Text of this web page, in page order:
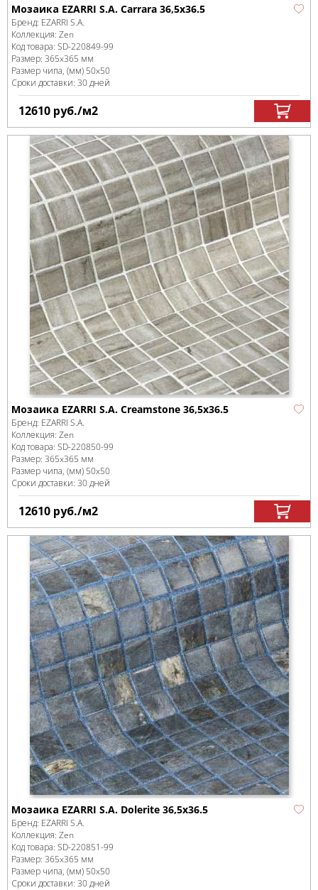
Мозаика EZARRI S.A. Carrara 36,5x36.5
Бренд: EZARRI S.A.
Коллекция: Zen
Код товара: SD-220849-99
Размер: 365x365 мм
Размер чипа, (мм) 50x50
Сроки доставки: 30 дней
12610 руб./м2
Мозаика EZARRI S.A. Creamstone 36,5x36.5
Бренд: EZARRI S.A.
Коллекция: Zen
Код товара: SD-220850-99
Размер: 365x365 мм
Размер чипа, (мм) 50x50
Сроки доставки: 30 дней
12610 руб./м2
Мозаика EZARRI S.A. Dolerite 36,5x36.5
Бренд: EZARRI S.A.
Коллекция: Zen
Код товара: SD-220851-99
Размер: 365x365 мм
Размер чипа, (мм) 50x50
Сроки доставки: 30 дней